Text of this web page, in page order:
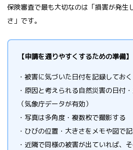
保険審査で最も大切なのは「損害が発生
さ」です。
【申請を通りやすくするための準備】
・被害に気づいた日付を記録しておく
・原因と考えられる自然災害の日付
（気象庁データが有効）
・写真は多角度・複数枚で撮影する
・ひびの位置・大きさをメモや図で
・近隣で同様の被害が出ていれば、